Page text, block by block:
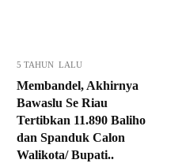
5 TAHUN LALU
Membandel, Akhirnya
Bawaslu Se Riau
Tertibkan 11.890 Baliho
dan Spanduk Calon
Walikota/ Bupati..